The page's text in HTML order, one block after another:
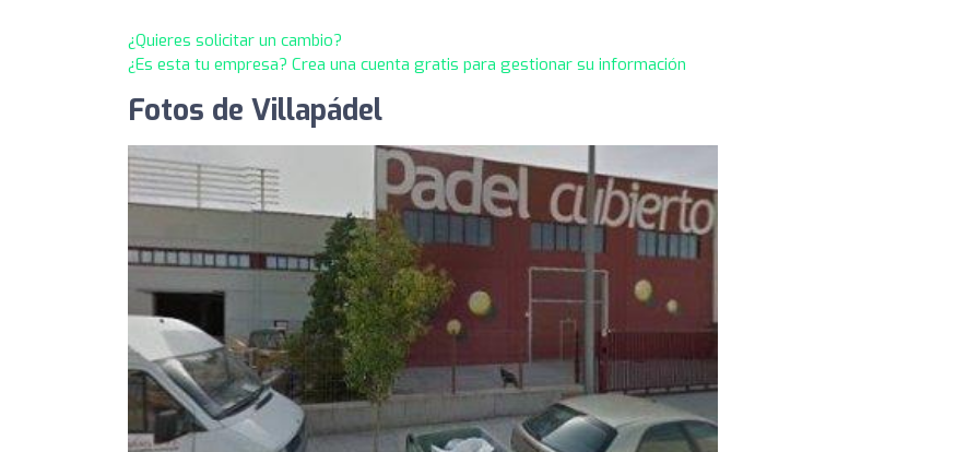
¿Quieres solicitar un cambio?
¿Es esta tu empresa? Crea una cuenta gratis para gestionar su información
Fotos de Villapádel